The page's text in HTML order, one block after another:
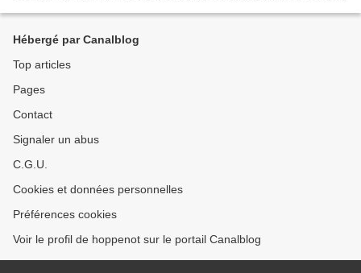
Hébergé par Canalblog
Top articles
Pages
Contact
Signaler un abus
C.G.U.
Cookies et données personnelles
Préférences cookies
Voir le profil de hoppenot sur le portail Canalblog